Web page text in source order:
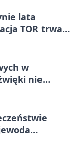
lata
TOR trwa
w
nie